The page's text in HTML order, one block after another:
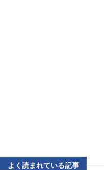
よく読まれている記事